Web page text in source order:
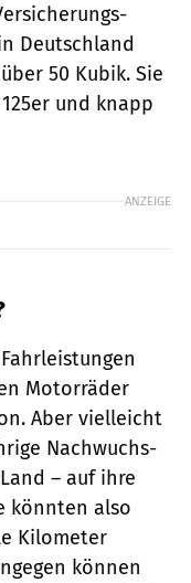
Deutschland
50 Kubik. Sie
und knapp
ANZEIGE
Motorräder
Aber vielleicht
Nachwuchs-
– auf ihre
könnten also
Kilometer
können